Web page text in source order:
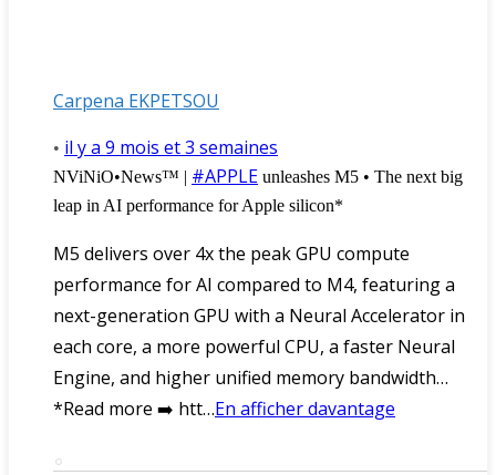
Carpena EKPETSOU
• il y a 9 mois et 3 semaines
NViNiO•News™ | #APPLE unleashes M5 • The next big
leap in AI performance for Apple silicon*
M5 delivers over 4x the peak GPU compute
performance for AI compared to M4, featuring a
next-generation GPU with a Neural Accelerator in
each core, a more powerful CPU, a faster Neural
Engine, and higher unified memory bandwidth…
*Read more ➡️ htt…En afficher davantage